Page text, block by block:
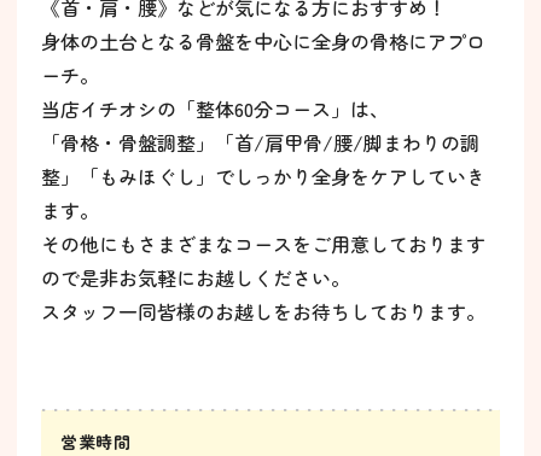
《首・肩・腰》などが気になる方におすすめ！
身体の土台となる骨盤を中心に全身の骨格にアプロ
ーチ。
当店イチオシの「整体60分コース」は、
「骨格・骨盤調整」「首/肩甲骨/腰/脚まわりの調
整」「もみほぐし」でしっかり全身をケアしていき
ます。
その他にもさまざまなコースをご用意しております
ので是非お気軽にお越しください。
スタッフ一同皆様のお越しをお待ちしております。
営業時間